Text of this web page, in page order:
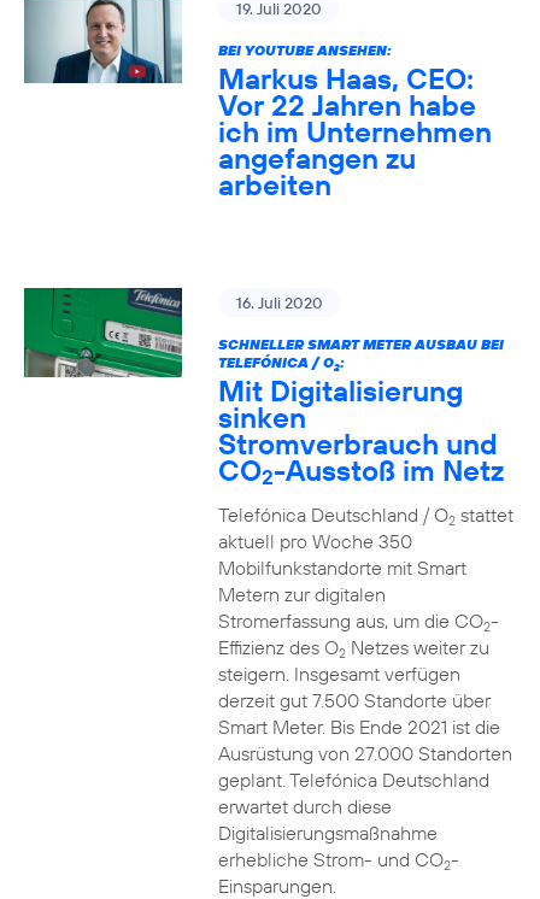
19. Juli 2020
BEI YOUTUBE ANSEHEN:
Markus Haas, CEO:
Vor 22 Jahren habe
ich im Unternehmen
angefangen zu
arbeiten
16. Juli 2020
SCHNELLER SMART METER AUSBAU BEI
TELEFÓNICA / O2:
Mit Digitalisierung
sinken
Stromverbrauch und
CO2-Ausstoß im Netz
Telefónica Deutschland / O2stattet
aktuell pro Woche 350
Mobilfunkstandorte mit Smart
Metern zur digitalen
Stromerfassung aus, um die CO2-
Effizienz des O2Netzes weiter zu
steigern. Insgesamt verfügen
derzeit gut 7.500 Standorte über
Smart Meter. Bis Ende 2021 ist die
Ausrüstung von 27.000 Standorten
geplant. Telefónica Deutschland
erwartet durch diese
Digitalisierungsmaßnahme
erhebliche Strom- und CO2-
Einsparungen.